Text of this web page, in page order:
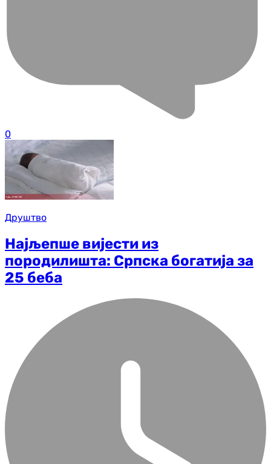
0
Друштво
Најљепше вијести из
породилишта: Српска богатија за
25 беба